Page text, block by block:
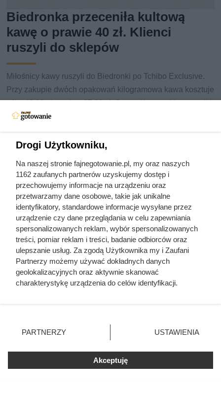
Biedronka przeceniła kultową
kawę o prawie 40 zł. Klienci
ruszyli do sklepów
Miłośnicy kawy ruszyli do Biedronki po Tchibo Exclusive.
Przy zakupie dwóch opakowań kilogramowa kawa kosztuje
tylko 49,99 zł zamiast 87,99 zł. Sprawdź warunki promocji i
inne okazje z gazetki.
Luksusowa kawa w cenie, jakiej
Biedronce. Sprawdź, jakie warunki spełnić, aby kupić ten
produkt w obniżonej cenie.
Drogi Użytkowniku,
Na naszej stronie fajnegotowanie.pl, my oraz naszych
1162 zaufanych partnerów uzyskujemy dostęp i
przechowujemy informacje na urządzeniu oraz
przetwarzamy dane osobowe, takie jak unikalne
identyfikatory, standardowe informacje wysyłane przez
urządzenie czy dane przeglądania w celu zapewniania
spersonalizowanych reklam, wybór spersonalizowanych
treści, pomiar reklam i treści, badanie odbiorców oraz
ulepszanie usług. Za zgodą Użytkownika my i Zaufani
Partnerzy możemy używać dokładnych danych
geolokalizacyjnych oraz aktywnie skanować
charakterystykę urządzenia do celów identyfikacji.
zmienić/wycofać klikając przycisk ustawień prywatności
znajdujący się w lewym dolnym rogu strony
rodzaje przetwarzania danych nie wymagają zgody
użytkownika, ale masz prawo sprzeciwić się takiemu
przetwarzaniu. Preferencje będą miały zastosowania tylko
PARTNERZY USTAWIENIA
Akceptuję